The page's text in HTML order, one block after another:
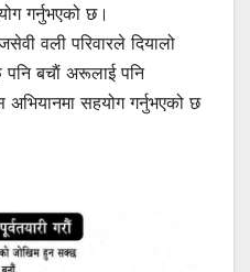
गर्नुभएको छ।
वली परिवारले दियालो
बचाैं अरूलाई पनि
अभियानमा सहयोग गर्नुभएको छ